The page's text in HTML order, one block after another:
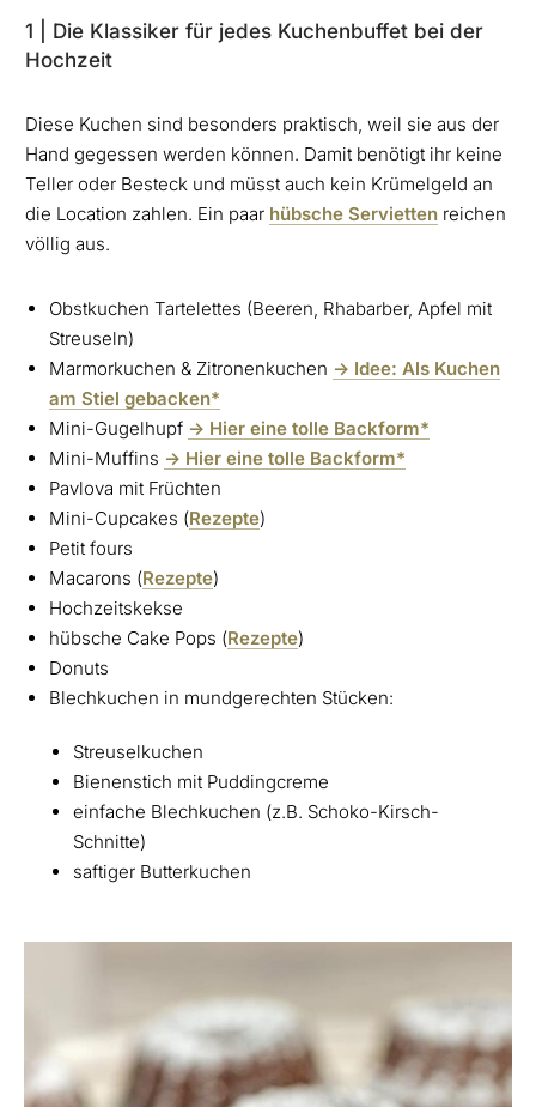
1 | Die Klassiker für jedes Kuchenbuffet bei der
Hochzeit
Diese Kuchen sind besonders praktisch, weil sie aus der
Hand gegessen werden können. Damit benötigt ihr keine
Teller oder Besteck und müsst auch kein Krümelgeld an
die Location zahlen. Ein paar hübsche Servietten reichen
völlig aus.
Obstkuchen Tartelettes (Beeren, Rhabarber, Apfel mit
Streuseln)
Marmorkuchen & Zitronenkuchen -> Idee: Als Kuchen
am Stiel gebacken*
Mini-Gugelhupf -> Hier eine tolle Backform*
Mini-Muffins -> Hier eine tolle Backform*
Pavlova mit Früchten
Mini-Cupcakes (Rezepte)
Petit fours
Macarons (Rezepte)
Hochzeitskekse
hübsche Cake Pops (Rezepte)
Donuts
Blechkuchen in mundgerechten Stücken:
Streuselkuchen
Bienenstich mit Puddingcreme
einfache Blechkuchen (z.B. Schoko-Kirsch-
Schnitte)
saftiger Butterkuchen